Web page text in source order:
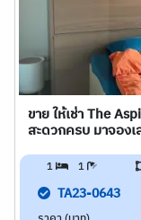
ขาย ให้เช่า The
สะดวกครบ มาจอง
1 1
TA23-0643